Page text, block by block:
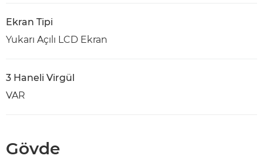
Ekran Tipi
Yukarı Açılı LCD Ekran
3 Haneli Virgül
VAR
Gövde